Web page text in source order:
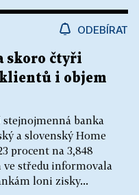
ODEBÍRAT
skoro čtyři
i objem
banka
a slovenský Home
procent na 3,848
středu informovala
loni zisky...